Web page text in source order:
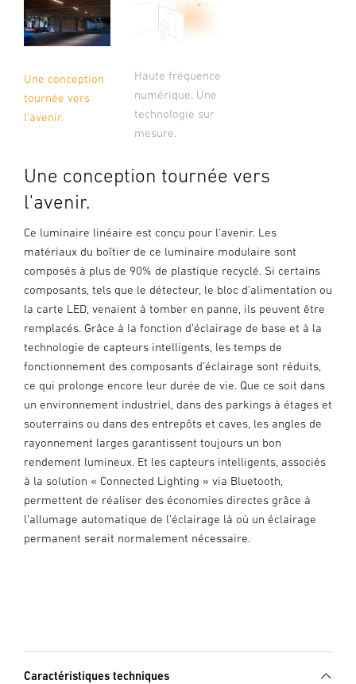
Une conception
tournée vers
l'avenir.
Haute fréquence
numérique. Une
technologie sur
mesure.
Une conception tournée vers
l'avenir.
Ce luminaire linéaire est conçu pour l'avenir. Les
matériaux du boîtier de ce luminaire modulaire sont
composés à plus de 90% de plastique recyclé. Si certains
composants, tels que le détecteur, le bloc d’alimentation ou
la carte LED, venaient à tomber en panne, ils peuvent être
remplacés. Grâce à la fonction d’éclairage de base et à la
technologie de capteurs intelligents, les temps de
fonctionnement des composants d’éclairage sont réduits,
ce qui prolonge encore leur durée de vie. Que ce soit dans
un environnement industriel, dans des parkings à étages et
souterrains ou dans des entrepôts et caves, les angles de
rayonnement larges garantissent toujours un bon
rendement lumineux. Et les capteurs intelligents, associés
à la solution « Connected Lighting » via Bluetooth,
permettent de réaliser des économies directes grâce à
l’allumage automatique de l’éclairage là où un éclairage
permanent serait normalement nécessaire.
Caractéristiques techniques